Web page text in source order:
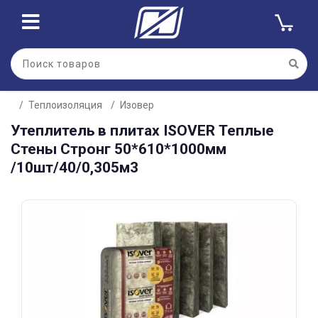
Теплоизоляция Изовер
Утеплитель в плитах ISOVER Теплые
Стены Стронг 50*610*1000мм
/10шт/40/0,305м3
Для клиентов всех банков
Разбейте
оплатуна части
без переплат